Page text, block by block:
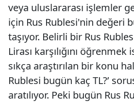
veya uluslararası işlemler
için Rus Rublesi'nin değeri
taşıyor. Belirli bir Rus
Lirası karşılığını
sıkça araştırılan bir konu
Rublesi bugün kaç TL?’
aratılıyor. Peki bugün Rus